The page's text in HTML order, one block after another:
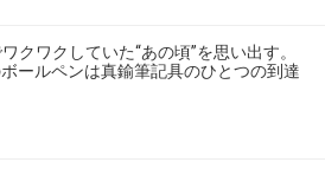
クワクしていた“あの頃”を思い出す。
ールペンは真鍮筆記具のひとつの到達